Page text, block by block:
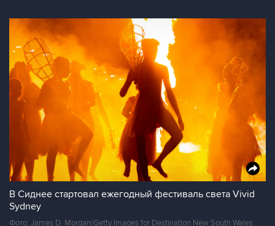
В Сиднее стартовал ежегодный фестиваль света Vivid
Sydney
Фото: James D. Morgan/Getty Images for Destination New South Wales